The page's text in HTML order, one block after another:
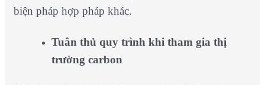
biện pháp hợp pháp khác.
Tuân thủ quy trình khi tham gia thị
trường carbon